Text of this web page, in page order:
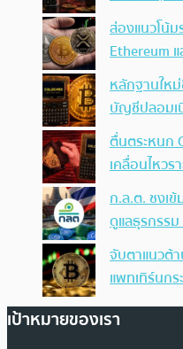
ส่องแนวโน้
Ethereum แ
หลักฐานให
บัญชีปลอมเ
ตื่นตระหนก
เคลื่อนไหวร
ก.ล.ต. ชงเ
ดูแลธุรกรร
จับตาแนวต้
แพทเทิร์นก
เป้าหมายของเรา